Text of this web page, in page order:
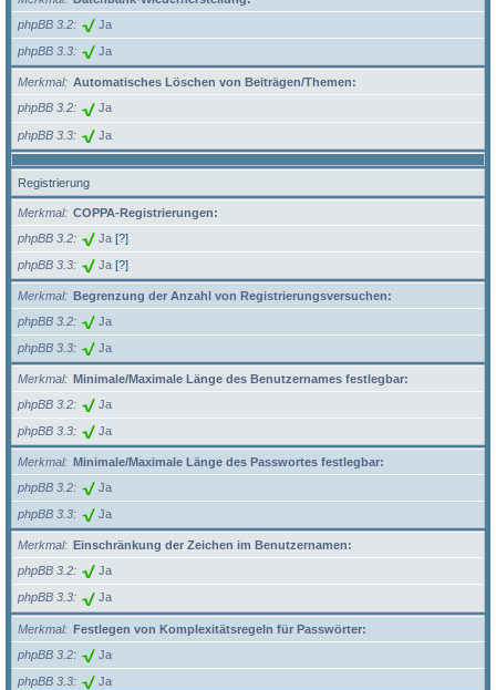
phpBB 3.2
Ja
phpBB 3.3 Ja
Merkmal
Automatisches Löschen von Beiträgen/Themen:
phpBB 3.2
Ja
phpBB 3.3 Ja
Registrierung
Merkmal
COPPA-Registrierungen:
phpBB 3.2
Ja [?]
phpBB 3.3 Ja [?]
Merkmal
Begrenzung der Anzahl von Registrierungsversuchen:
phpBB 3.2
Ja
phpBB 3.3 Ja
Merkmal
Minimale/Maximale Länge des Benutzernames festlegbar:
phpBB 3.2
Ja
phpBB 3.3 Ja
Merkmal
Minimale/Maximale Länge des Passwortes festlegbar:
phpBB 3.2
Ja
phpBB 3.3 Ja
Merkmal
Einschränkung der Zeichen im Benutzernamen:
phpBB 3.2
Ja
phpBB 3.3 Ja
Merkmal
Festlegen von Komplexitätsregeln für Passwörter:
phpBB 3.2
Ja
phpBB 3.3 Ja